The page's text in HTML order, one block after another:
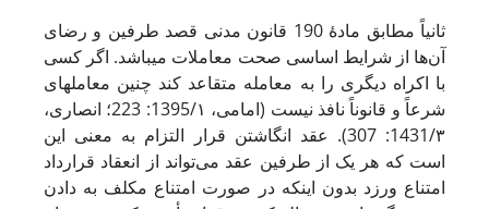
ثانیاً مطابق مادۀ 190 قانون مدنی قصد طرفین و رضای
آن‌ها از شرایط اساسی صحت معاملات می‏باشد. اگر کسی
با اکراه دیگری را به معامله متقاعد کند چنین معامله‏ای
شرعاً و قانوناً نافذ نیست (امامی، 1395/۱: 223؛ انصاری،
1431/۳: 307). عقد انگاشتن قرار التزام به معنی این
است که هر یک از طرفین عقد می‌تواند از انعقاد قرارداد
امتناع ورزد بدون اینکه در صورت امتناع مکلف به دادن